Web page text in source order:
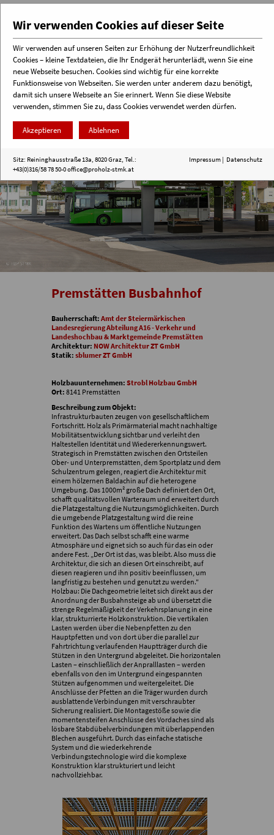
Menü
Premstätten Busbahnhof
Bauherrschaft: Amt der Steiermärkischen
Landesregierung Abteilung A16 - Verkehr und
Landeshochbau & Marktgemeinde Premstätten
Architektur: NOW Architektur ZT GmbH
Statik: sblumer ZT GmbH
Holzbauunternehmen: Strobl Holzbau GmbH
Ort: 8141 Premstätten
Beschreibung zum Objekt:
Infrastrukturbauten zeugen von gesellschaftlichem
Fortschritt. Holz als Primärmaterial macht nachhaltige
Mobilitätsentwicklung sichtbar und verleiht den
Haltestellen Identität und Wiedererkennungswert.
Strategisch in Premstätten zwischen den Ortsteilen
Ober- und Unterpremstätten, dem Sportplatz und dem
Schulzentrum gelegen, reagiert die Architektur mit
einem hölzernen Baldachin auf die heterogene
Umgebung. Das 1000m² große Dach definiert den Ort,
schafft qualitätsvollen Warteraum und erweitert durch
die Platzgestaltung die Nutzungsmöglichkeiten. Durch
die umgebende Platzgestaltung wird die reine
Funktion des Wartens um öffentliche Nutzungen
erweitert. Das Dach selbst schafft eine warme
Atmosphäre und eignet sich so auch für das ein oder
andere Fest. „Der Ort ist das, was bleibt. Also muss die
Architektur, die sich an diesen Ort einschreibt, auf
diesen reagieren und ihn positiv beeinflussen, um
langfristig zu bestehen und genutzt zu werden."
Holzbau: Die Dachgeometrie leitet sich direkt aus der
Anordnung der Busbahnsteige ab und übersetzt die
strenge Regelmäßigkeit der Verkehrsplanung in eine
klar, strukturrierte Holzkonstruktion. Die vertikalen
Lasten werden über die Nebenpfetten zu den
Hauptpfetten und von dort über die parallel zur
Fahrtrichtung verlaufenden Hauptträger durch die
Stützen in den Untergrund abgeleitet. Die horizontalen
Lasten – einschließlich der Anpralllasten – werden
ebenfalls von den im Untergrund eingespannten
Stützen aufgenommen und weitergeleitet. Die
Anschlüsse der Pfetten an die Träger wurden durch
ausblattende Verbindungen mit verschraubter
Sicherung realisiert. Die Montagestöße sowie die
momentensteifen Anschlüsse des Vordaches sind als
lösbare Stabdübelverbindungen mit überlappenden
Blechen ausgeführt. Durch das einfache statische
System und die wiederkehrende
Verbindungstechnologie wird die komplexe
Konstruktion klar strukturiert und leicht
nachvollziehbar.
Wir verwenden Cookies auf dieser Seite
Wir verwenden auf unseren Seiten zur Erhöhung der Nutzerfreundlichkeit
Cookies – kleine Textdateien, die Ihr Endgerät herunterlädt, wenn Sie eine
neue Webseite besuchen. Cookies sind wichtig für eine korrekte
Funktionsweise von Webseiten. Sie werden unter anderem dazu benötigt,
damit sich unsere Webseite an Sie erinnert. Wenn Sie diese Website
verwenden, stimmen Sie zu, dass Cookies verwendet werden dürfen.
Akzeptieren Ablehnen
Sitz: Reininghausstraße 13a, 8020 Graz, Tel.:
+43(0)316/58 78 50-0office@proholz-stmk.at
Impressum| Datenschutz